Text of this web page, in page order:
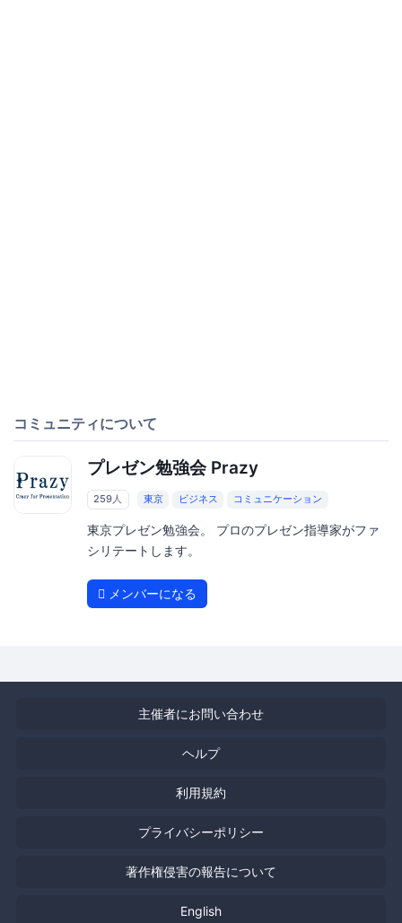
コミュニティについて
プレゼン勉強会 Prazy
259人 東京 ビジネス コミュニケーション
東京プレゼン勉強会。 プロのプレゼン指導家がファ
シリテートします。
メンバーになる
主催者にお問い合わせ
ヘルプ
利用規約
プライバシーポリシー
著作権侵害の報告について
English